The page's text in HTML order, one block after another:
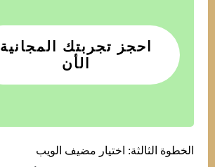
احجز تجربتك المجانية
الأن
الخطوة الثالثة: اختيار مضيف الويب